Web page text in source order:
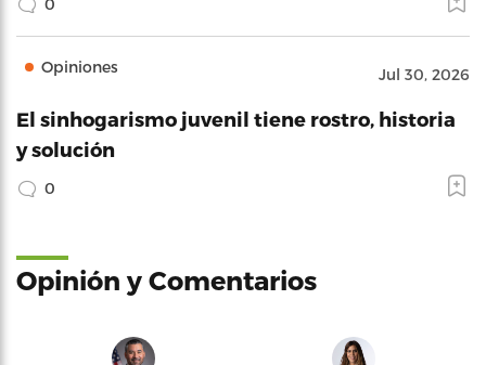
Opiniones Jul 30, 2026
El sinhogarismo juvenil tiene rostro, historia
y solución
0
Opinión y Comentarios